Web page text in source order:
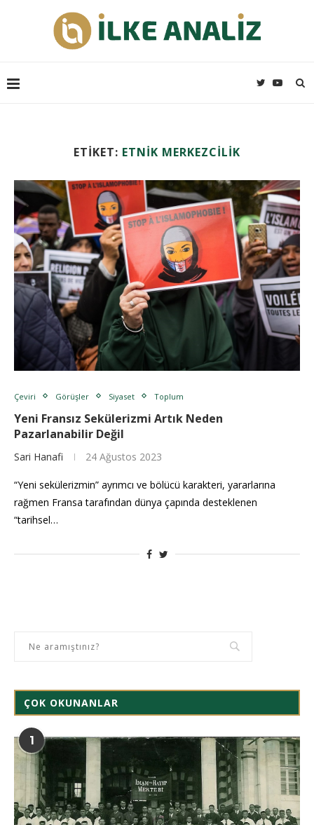
ETIKET: ETNIK MERKEZCILIK
Çeviri Görüşler Siyaset Toplum
Yeni Fransız Sekülerizmi Artık Neden
Pazarlanabilir Değil
Sari Hanafi 24 Ağustos 2023
“Yeni sekülerizmin” ayrımcı ve bölücü karakteri, yararlarına
rağmen Fransa tarafından dünya çapında desteklenen
“tarihsel…
ÇOK OKUNANLAR
1